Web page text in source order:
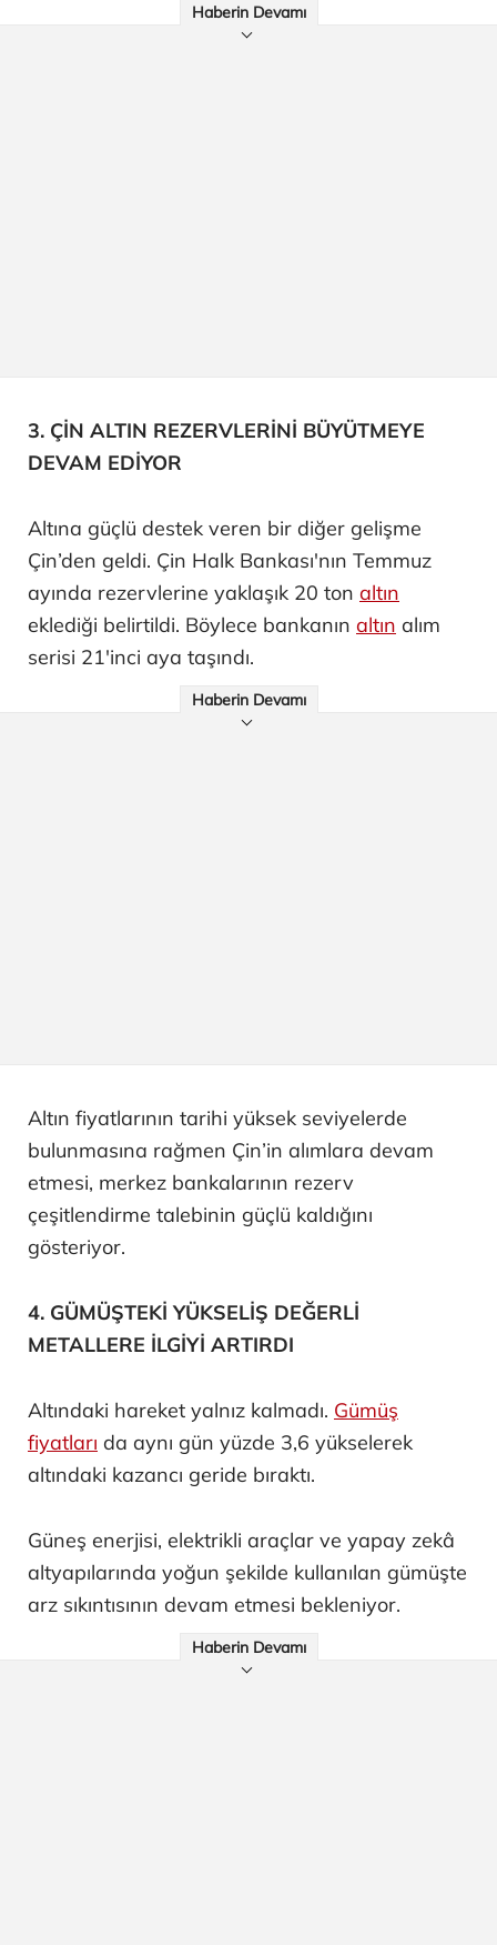
Haberin Devamı
3. ÇİN ALTIN REZERVLERİNİ BÜYÜTMEYE
DEVAM EDİYOR
Altına güçlü destek veren bir diğer gelişme
Çin’den geldi. Çin Halk Bankası'nın Temmuz
ayında rezervlerine yaklaşık 20 ton altın
eklediği belirtildi. Böylece bankanın altın alım
serisi 21'inci aya taşındı.
Haberin Devamı
Altın fiyatlarının tarihi yüksek seviyelerde
bulunmasına rağmen Çin’in alımlara devam
etmesi, merkez bankalarının rezerv
çeşitlendirme talebinin güçlü kaldığını
gösteriyor.
4. GÜMÜŞTEKİ YÜKSELİŞ DEĞERLİ
METALLERE İLGİYİ ARTIRDI
Altındaki hareket yalnız kalmadı. Gümüş
fiyatları da aynı gün yüzde 3,6 yükselerek
altındaki kazancı geride bıraktı.
Güneş enerjisi, elektrikli araçlar ve yapay zekâ
altyapılarında yoğun şekilde kullanılan gümüşte
arz sıkıntısının devam etmesi bekleniyor.
Haberin Devamı